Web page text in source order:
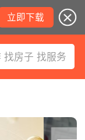
立即下载
找房子 找服务